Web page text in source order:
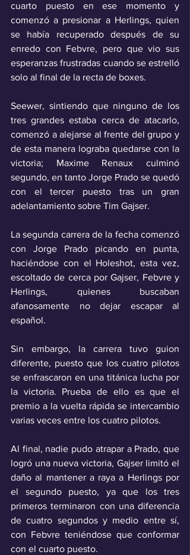
cuarto puesto en ese momento y
comenzó a presionar a Herlings, quien
se había recuperado después de su
enredo con Febvre, pero que vio sus
esperanzas frustradas cuando se estrelló
solo al final de la recta de boxes.
Seewer, sintiendo que ninguno de los
tres grandes estaba cerca de atacarlo,
comenzó a alejarse al frente del grupo y
de esta manera lograba quedarse con la
victoria; Maxime Renaux culminó
segundo, en tanto Jorge Prado se quedó
con el tercer puesto tras un gran
adelantamiento sobre Tim Gajser.
La segunda carrera de la fecha comenzó
con Jorge Prado picando en punta,
haciéndose con el Holeshot, esta vez,
escoltado de cerca por Gajser, Febvre y
Herlings, quienes buscaban
afanosamente no dejar escapar al
español.
Sin embargo, la carrera tuvo guion
diferente, puesto que los cuatro pilotos
se enfrascaron en una titánica lucha por
la victoria. Prueba de ello es que el
premio a la vuelta rápida se intercambio
varias veces entre los cuatro pilotos.
Al final, nadie pudo atrapar a Prado, que
logró una nueva victoria, Gajser limitó el
daño al mantener a raya a Herlings por
el segundo puesto, ya que los tres
primeros terminaron con una diferencia
de cuatro segundos y medio entre sí,
con Febvre teniéndose que conformar
con el cuarto puesto.